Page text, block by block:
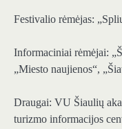
Festivalio rėmėjas:
Informaciniai rėmėjai:
„Miesto naujienos“,
Draugai: VU Šiaulių
turizmo informacijos